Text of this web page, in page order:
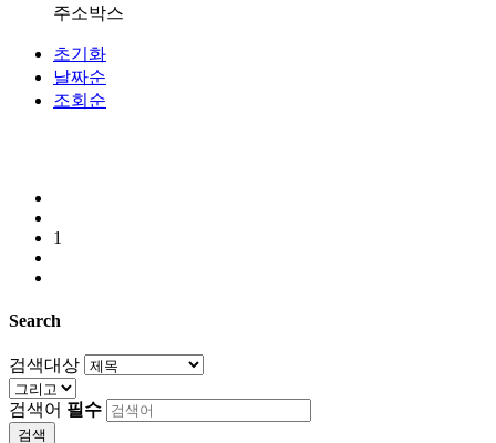
주소박스
초기화
날짜순
조회순
1
Search
검색대상
검색어 필수
검색